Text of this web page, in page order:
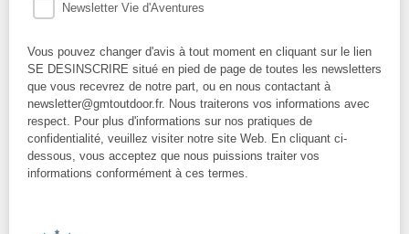
Newsletter Vie d'Aventures
Vous pouvez changer d'avis à tout moment en cliquant sur le lien
SE DESINSCRIRE situé en pied de page de toutes les newsletters
que vous recevrez de notre part, ou en nous contactant à
newsletter@gmtoutdoor.fr. Nous traiterons vos informations avec
respect. Pour plus d'informations sur nos pratiques de
confidentialité, veuillez visiter notre site Web. En cliquant ci-
dessous, vous acceptez que nous puissions traiter vos
informations conformément à ces termes.